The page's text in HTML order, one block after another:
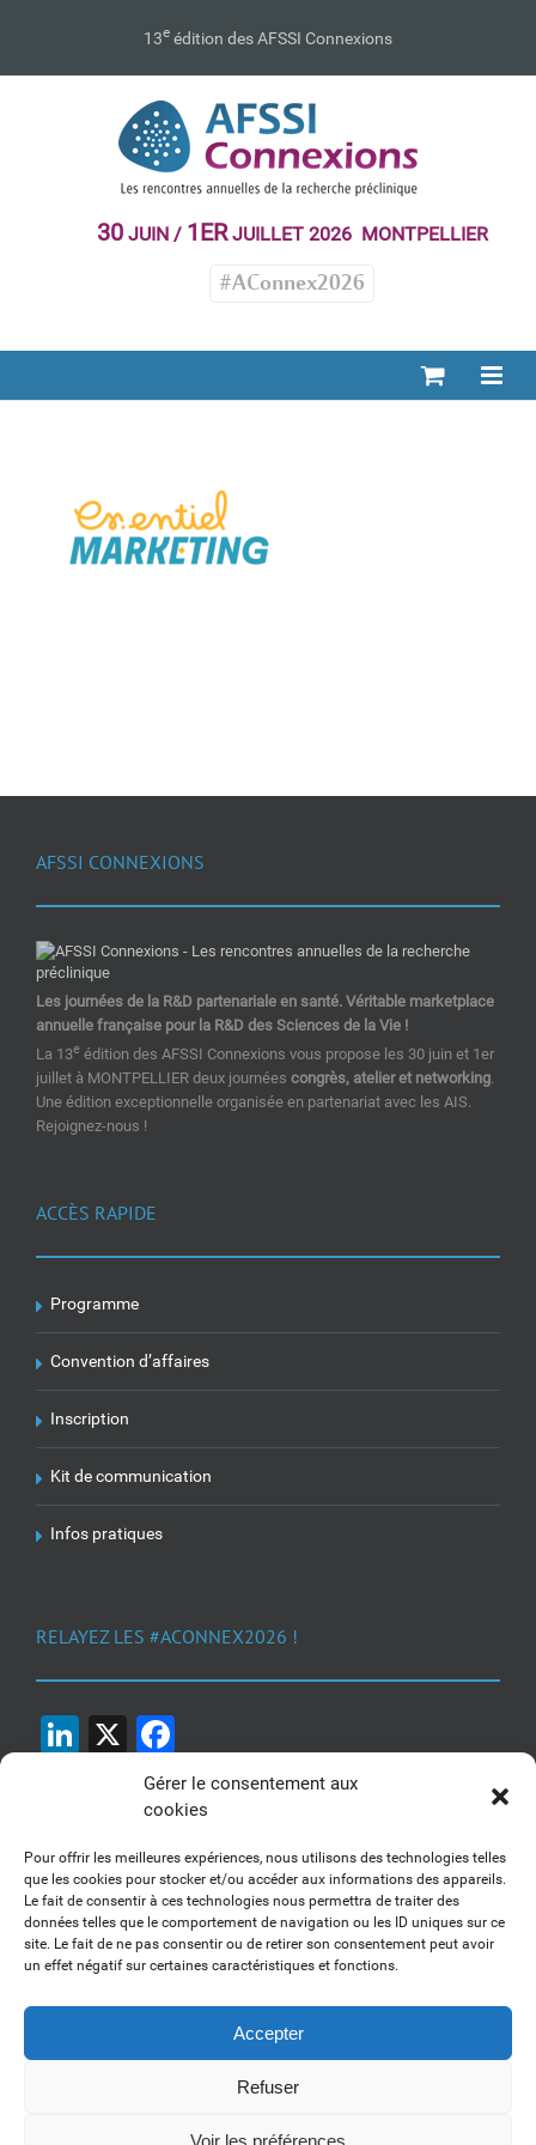
Gérer le consentement aux
cookies
Pour offrir les meilleures expériences, nous utilisons des technologies telles
que les cookies pour stocker et/ou accéder aux informations des appareils.
Le fait de consentir à ces technologies nous permettra de traiter des
données telles que le comportement de navigation ou les ID uniques sur ce
site. Le fait de ne pas consentir ou de retirer son consentement peut avoir
un effet négatif sur certaines caractéristiques et fonctions.
Accepter
Refuser
Voir les préférences
13e édition des AFSSI Connexions
30JUIN / 1ERJUILLET 2026 MONTPELLIER
#AConnex2026
AFSSI CONNEXIONS
Les journées de la R&D partenariale en santé. Véritable marketplace
annuelle française pour la R&D des Sciences de la Vie !
La 13e édition des AFSSI Connexions vous propose les 30 juin et 1er
juillet à MONTPELLIER deux journées congrès, atelier et networking.
Une édition exceptionnelle organisée en partenariat avec les AIS.
Rejoignez-nous !
ACCÈS RAPIDE
Programme
Convention d’affaires
Inscription
Kit de communication
Infos pratiques
RELAYEZ LES #ACONNEX2026 !
LinkedIn
X
1, 2, 3... Buzzez !
Découvrez nos kits communication